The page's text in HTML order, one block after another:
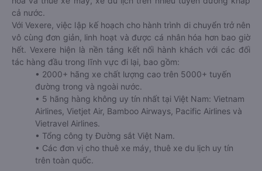
cả nước.
Với Vexere, việc lập kế hoạch cho hành trình di chuyển trở nên
vô cùng đơn giản, linh hoạt và được cá nhân hóa hơn bao giờ
hết. Vexere hiện là nền tảng kết nối hành khách với các đối
tác hàng đầu trong lĩnh vực đi lại, bao gồm:
• 2000+ hãng xe chất lượng cao trên 5000+ tuyến
đường trong và ngoài nước.
• 5 hãng hàng không uy tín nhất tại Việt Nam: Vietnam
Airlines, Vietjet Air, Bamboo Airways, Pacific Airlines và
Vietravel Airlines.
• Tổng công ty Đường sắt Việt Nam.
• Các đơn vị cho thuê xe máy, thuê xe du lịch uy tín
trên toàn quốc.